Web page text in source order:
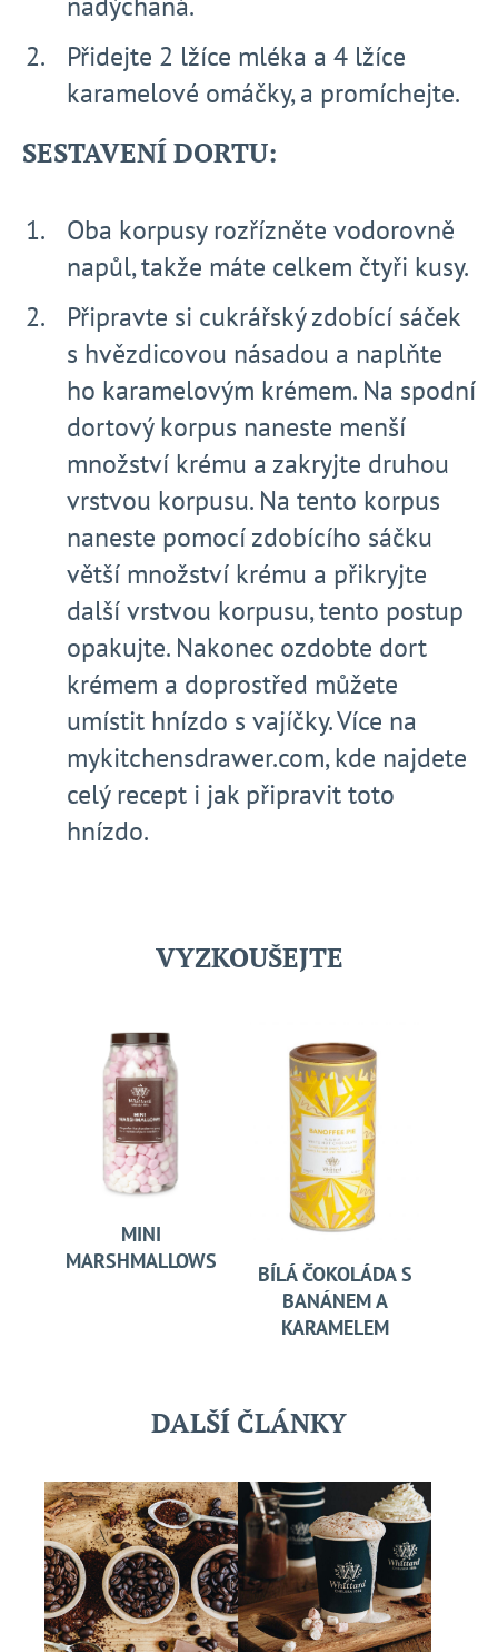
Přidejte 2 lžíce mléka a 4 lžíce
karamelové omáčky, a promíchejte.
SESTAVENÍ DORTU:
Oba korpusy rozřízněte vodorovně
napůl, takže máte celkem čtyři kusy.
Připravte si cukrářský zdobící sáček
s hvězdicovou násadou a naplňte
ho karamelovým krémem. Na spodní
dortový korpus naneste menší
množství krému a zakryjte druhou
vrstvou korpusu. Na tento korpus
naneste pomocí zdobícího sáčku
větší množství krému a přikryjte
další vrstvou korpusu, tento postup
opakujte. Nakonec ozdobte dort
krémem a doprostřed můžete
umístit hnízdo s vajíčky. Více na
mykitchensdrawer.com, kde najdete
celý recept i jak připravit toto
hnízdo.
VYZKOUŠEJTE
MINI
MARSHMALLOWS
BÍLÁ ČOKOLÁDA S
BANÁNEM A
KARAMELEM
DALŠÍ ČLÁNKY